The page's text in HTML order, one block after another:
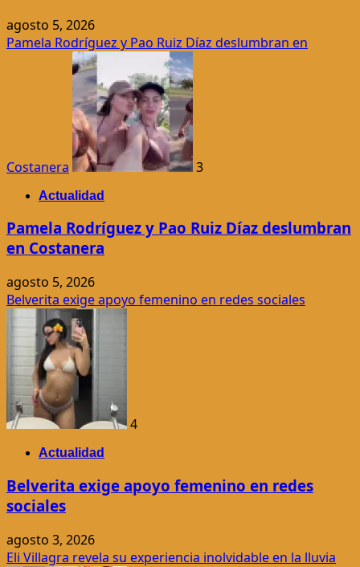
agosto 5, 2026
Pamela Rodríguez y Pao Ruiz Díaz deslumbran en
Costanera 3
Actualidad
Pamela Rodríguez y Pao Ruiz Díaz deslumbran
en Costanera
agosto 5, 2026
Belverita exige apoyo femenino en redes sociales
4
Actualidad
Belverita exige apoyo femenino en redes
sociales
agosto 3, 2026
Eli Villagra revela su experiencia inolvidable en la lluvia